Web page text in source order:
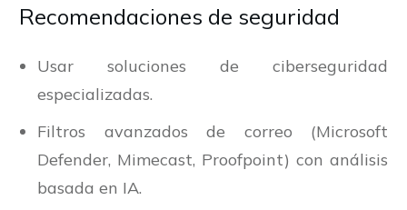
Recomendaciones de seguridad
Usar soluciones de ciberseguridad
especializadas.
Filtros avanzados de correo (Microsoft
Defender, Mimecast, Proofpoint) con análisis
basada en IA.